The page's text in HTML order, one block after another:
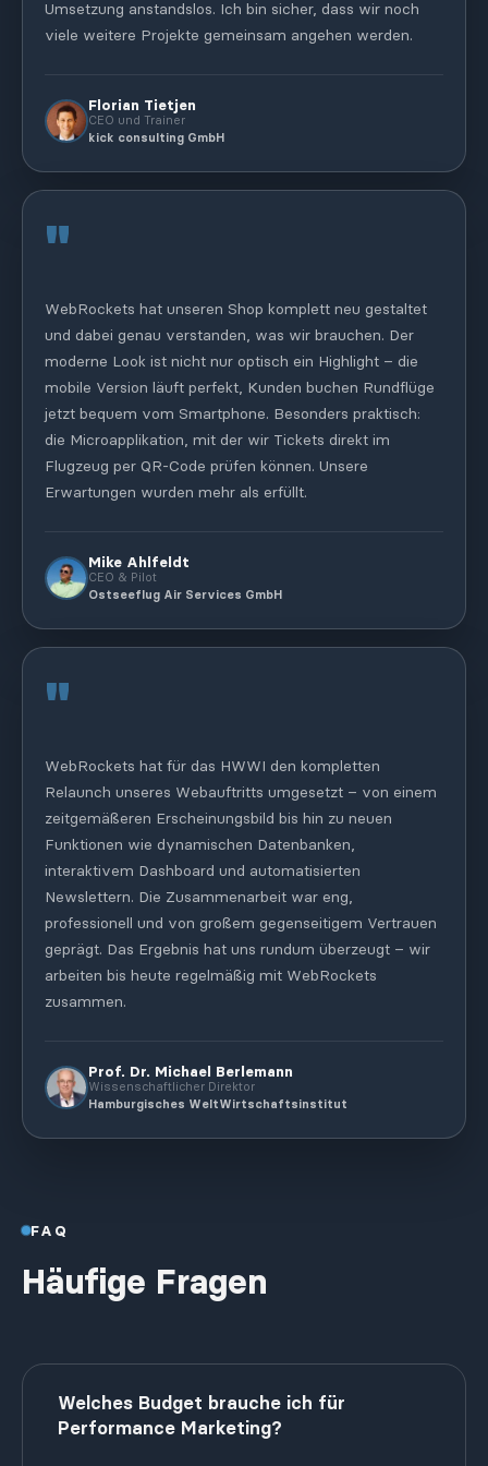
Umsetzung anstandslos. Ich bin sicher, dass wir noch
viele weitere Projekte gemeinsam angehen werden.
Florian Tietjen
CEO und Trainer
kick consulting GmbH
"
WebRockets hat unseren Shop komplett neu gestaltet
und dabei genau verstanden, was wir brauchen. Der
moderne Look ist nicht nur optisch ein Highlight – die
mobile Version läuft perfekt, Kunden buchen Rundflüge
jetzt bequem vom Smartphone. Besonders praktisch:
die Microapplikation, mit der wir Tickets direkt im
Flugzeug per QR-Code prüfen können. Unsere
Erwartungen wurden mehr als erfüllt.
Mike Ahlfeldt
CEO & Pilot
Ostseeflug Air Services GmbH
"
WebRockets hat für das HWWI den kompletten
Relaunch unseres Webauftritts umgesetzt – von einem
zeitgemäßeren Erscheinungsbild bis hin zu neuen
Funktionen wie dynamischen Datenbanken,
interaktivem Dashboard und automatisierten
Newslettern. Die Zusammenarbeit war eng,
professionell und von großem gegenseitigem Vertrauen
geprägt. Das Ergebnis hat uns rundum überzeugt – wir
arbeiten bis heute regelmäßig mit WebRockets
zusammen.
Prof. Dr. Michael Berlemann
Wissenschaftlicher Direktor
Hamburgisches WeltWirtschaftsinstitut
FAQ
Häufige Fragen
Welches Budget brauche ich für
Performance Marketing?